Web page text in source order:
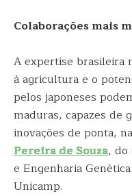
Colaborações mais
A expertise brasileira
à agricultura e o
pelos japoneses
maduras, capazes de
inovações de ponta,
Pereira de Souza, do
e Engenharia
Unicamp.